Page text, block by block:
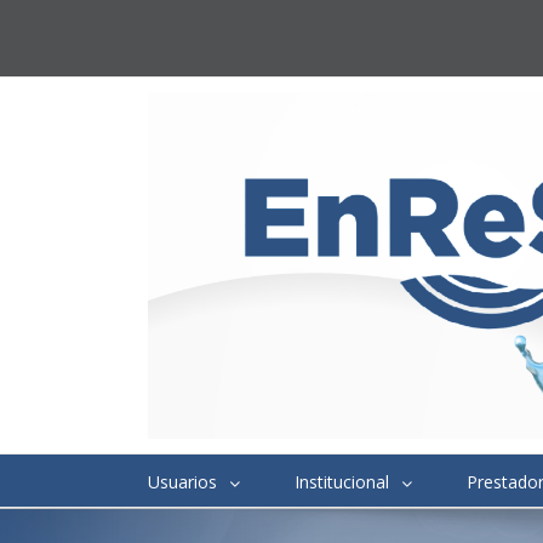
Usuarios Institucional